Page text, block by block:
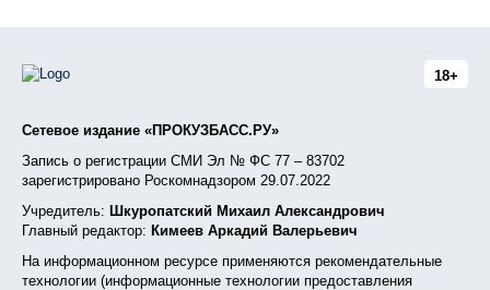
18+
Сетевое издание «ПРОКУЗБАСС.РУ»
Запись о регистрации СМИ Эл № ФС 77 – 83702
зарегистрировано Роскомнадзором 29.07.2022
Учредитель: Шкуропатский Михаил Александрович
Главный редактор: Кимеев Аркадий Валерьевич
На информационном ресурсе применяются рекомендательные
технологии (информационные технологии предоставления